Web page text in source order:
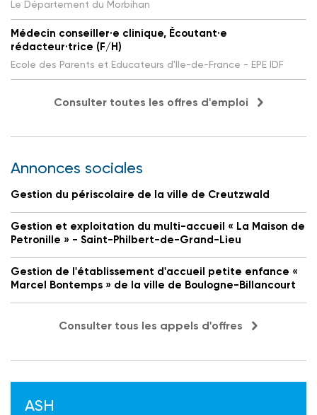
Le Département du Morbihan
Médecin conseiller·e clinique, Écoutant·e
rédacteur·trice (F/H)
Ecole des Parents et Educateurs d'Ile-de-France - EPE IDF
Consulter toutes les offres d'emploi
Annonces sociales
Gestion du périscolaire de la ville de Creutzwald
Gestion et exploitation du multi-accueil « La Maison de
Petronille » - Saint-Philbert-de-Grand-Lieu
Gestion de l'établissement d'accueil petite enfance «
Marcel Bontemps » de la ville de Boulogne-Billancourt
Consulter tous les appels d'offres
ASH